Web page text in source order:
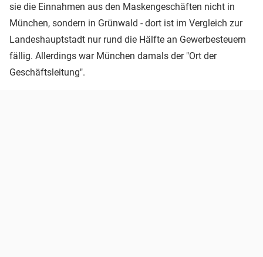
sie die Einnahmen aus den Maskengeschäften nicht in
München, sondern in Grünwald - dort ist im Vergleich zur
Landeshauptstadt nur rund die Hälfte an Gewerbesteuern
fällig. Allerdings war München damals der "Ort der
Geschäftsleitung".